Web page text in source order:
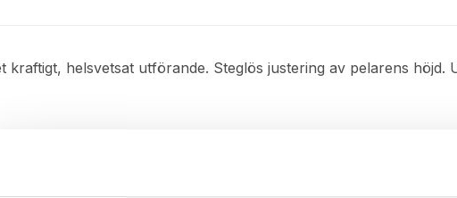
kraftigt, helsvetsat utförande. Steglös justering av pelarens